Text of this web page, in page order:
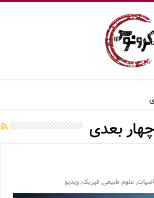
چهار بعدی
,علوم طبیعی,فیزیک,ویدیو